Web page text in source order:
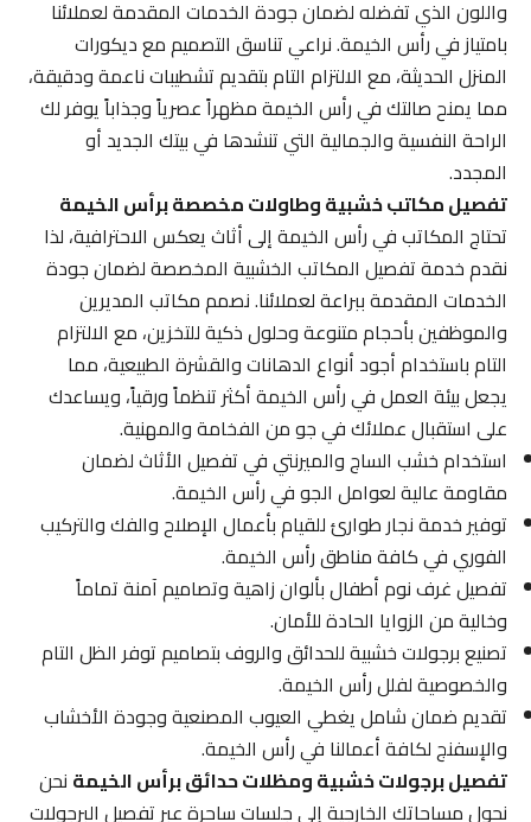
واللون الذي تفضله لضمان جودة الخدمات المقدمة لعملائنا
بامتياز في رأس الخيمة. نراعي تناسق التصميم مع ديكورات
المنزل الحديثة، مع الالتزام التام بتقديم تشطيبات ناعمة ودقيقة،
مما يمنح صالتك في رأس الخيمة مظهراً عصرياً وجذاباً يوفر لك
الراحة النفسية والجمالية التي تنشدها في بيتك الجديد أو
المجدد.
تفصيل مكاتب خشبية وطاولات مخصصة برأس الخيمة
تحتاج المكاتب في رأس الخيمة إلى أثاث يعكس الاحترافية، لذا
نقدم خدمة تفصيل المكاتب الخشبية المخصصة لضمان جودة
الخدمات المقدمة ببراعة لعملائنا. نصمم مكاتب المديرين
والموظفين بأحجام متنوعة وحلول ذكية للتخزين، مع الالتزام
التام باستخدام أجود أنواع الدهانات والقشرة الطبيعية، مما
يجعل بيئة العمل في رأس الخيمة أكثر تنظماً ورقياً، ويساعدك
على استقبال عملائك في جو من الفخامة والمهنية.
استخدام خشب الساج والميرنتي في تفصيل الأثاث لضمان
مقاومة عالية لعوامل الجو في رأس الخيمة.
توفير خدمة نجار طوارئ للقيام بأعمال الإصلاح والفك والتركيب
الفوري في كافة مناطق رأس الخيمة.
تفصيل غرف نوم أطفال بألوان زاهية وتصاميم آمنة تماماً
وخالية من الزوايا الحادة للأمان.
تصنيع برجولات خشبية للحدائق والروف بتصاميم توفر الظل التام
والخصوصية لفلل رأس الخيمة.
تقديم ضمان شامل يغطي العيوب المصنعية وجودة الأخشاب
والإسفنج لكافة أعمالنا في رأس الخيمة.
تفصيل برجولات خشبية ومظلات حدائق برأس الخيمةنحن
نحول مساحاتك الخارجية إلى جلسات ساحرة عبر تفصيل البرجولات